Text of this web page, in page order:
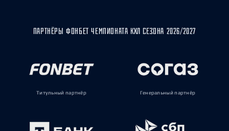
ПАРТНЁРЫ ФОНБЕТ ЧЕМПИОНАТА КХЛ СЕЗОНА 2026/2027
Титульный партнёр Генеральный партнёр